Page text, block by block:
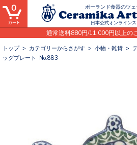
ポーランド食器のツェ
日本公式オンライン
通常送料880円/11,000円以上の
0
トップ> カテゴリーからさがす > 小物・雑貨 >
ッグプレート No.883